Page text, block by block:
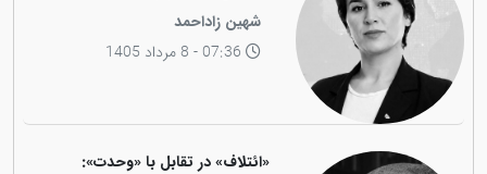
شهین زاداحمد
«ائتلاف» در تقابل با «وحدت»: